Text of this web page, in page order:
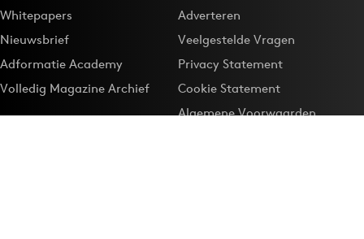
Whitepapers
Nieuwsbrief
Adformatie Academy
Volledig Magazine Archief
Adverteren
Veelgestelde Vragen
Privacy Statement
Cookie Statement
Algemene Voorwaarden